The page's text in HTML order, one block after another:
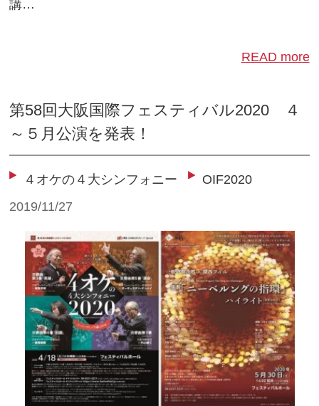
講…
READ more
第58回大阪国際フェスティバル2020 ４
～５月公演を発表！
４オケの４大シンフォニー
OIF2020
2019/11/27